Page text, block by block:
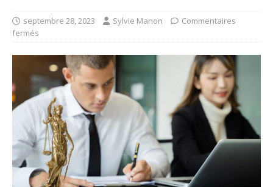
septembre 28, 2023 Sylvie Manon
Commentaires
fermés